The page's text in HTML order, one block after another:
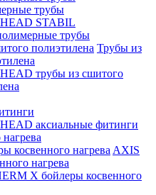
трубы
STABIL
трубы
Трубы из
трубы из сшитого
аксиальные фитинги
AXIS
нагрева
X бойлеры косвенного